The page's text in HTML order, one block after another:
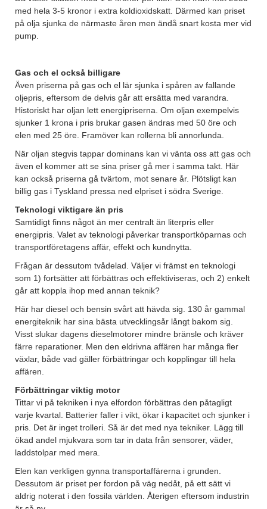
med hela 3-5 kronor i extra koldioxidskatt. Därmed kan priset
på olja sjunka de närmaste åren men ändå snart kosta mer vid
pump.
Gas och el också billigare
Även priserna på gas och el lär sjunka i spåren av fallande
oljepris, eftersom de delvis går att ersätta med varandra.
Historiskt har oljan lett energipriserna. Om oljan exempelvis
sjunker 1 krona i pris brukar gasen ändras med 50 öre och
elen med 25 öre. Framöver kan rollerna bli annorlunda.
När oljan stegvis tappar dominans kan vi vänta oss att gas och
även el kommer att se sina priser gå mer i samma takt. Här
kan också priserna gå tvärtom, mot senare år. Plötsligt kan
billig gas i Tyskland pressa ned elpriset i södra Sverige.
Teknologi viktigare än pris
Samtidigt finns något än mer centralt än literpris eller
energipris. Valet av teknologi påverkar transportköparnas och
transportföretagens affär, effekt och kundnytta.
Frågan är dessutom tvådelad. Väljer vi främst en teknologi
som 1) fortsätter att förbättras och effektiviseras, och 2) enkelt
går att koppla ihop med annan teknik?
Här har diesel och bensin svårt att hävda sig. 130 år gammal
energiteknik har sina bästa utvecklingsår långt bakom sig.
Visst slukar dagens dieselmotorer mindre bränsle och kräver
färre reparationer. Men den eldrivna affären har många fler
växlar, både vad gäller förbättringar och kopplingar till hela
affären.
Förbättringar viktig motor
Tittar vi på tekniken i nya elfordon förbättras den påtagligt
varje kvartal. Batterier faller i vikt, ökar i kapacitet och sjunker i
pris. Det är inget trolleri. Så är det med nya tekniker. Lägg till
ökad andel mjukvara som tar in data från sensorer, väder,
laddstolpar med mera.
Elen kan verkligen gynna transportaffärerna i grunden.
Dessutom är priset per fordon på väg nedåt, på ett sätt vi
aldrig noterat i den fossila världen. Återigen eftersom industrin